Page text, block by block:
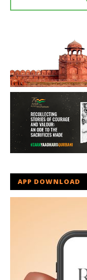
APP DOWNLOAD